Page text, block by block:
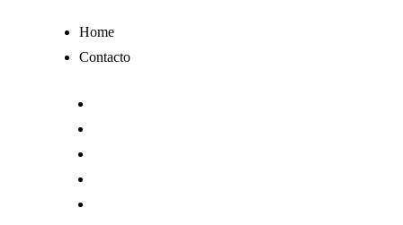
Home
Contacto